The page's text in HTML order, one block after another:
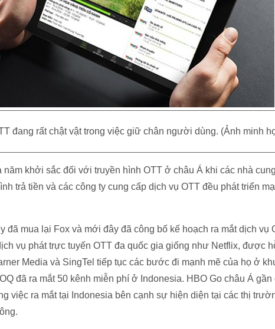
đang rất chật vật trong việc giữ chân người dùng. (Ảnh minh
năm khởi sắc đối với truyền hình OTT ở châu Á khi các nhà
trả tiền và các công ty cung cấp dịch vụ OTT đều phát triển
đã mua lại Fox và mới đây đã công bố kế hoạch ra mắt dịch vụ
vụ phát trực tuyến OTT đa quốc gia giống như Netflix, được
Media và SingTel tiếp tục các bước đi mạnh mẽ của họ ở
đã ra mắt 50 kênh miễn phí ở Indonesia. HBO Go châu Á
việc ra mắt tại Indonesia bên cạnh sự hiện diện tại các thị